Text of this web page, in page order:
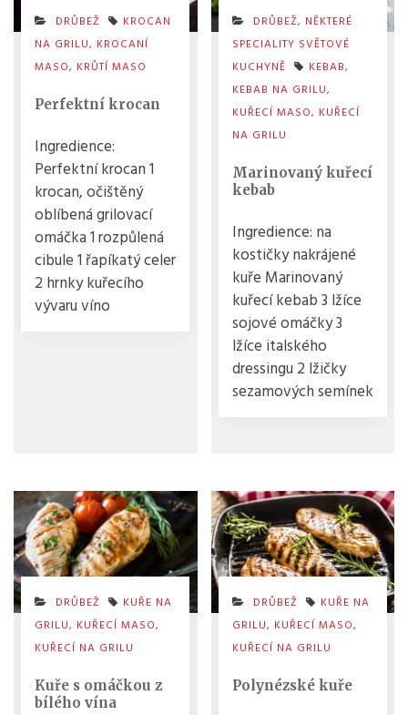
DRŮBEŽ
KROCAN
NA GRILU, KROCANÍ
MASO, KRŮTÍ MASO
Perfektní krocan
Ingredience:
Perfektní krocan 1
krocan, očištěný
oblíbená grilovací
omáčka 1 rozpůlená
cibule 1 řapíkatý celer
2 hrnky kuřecího
vývaru víno
DRŮBEŽ, NĚKTERÉ
SPECIALITY SVĚTOVÉ
KUCHYNĚ
KEBAB,
KEBAB NA GRILU,
KUŘECÍ MASO, KUŘECÍ
NA GRILU
Marinovaný kuřecí
kebab
Ingredience: na
kostičky nakrájené
kuře Marinovaný
kuřecí kebab 3 lžíce
sojové omáčky 3
lžíce italského
dressingu 2 lžičky
sezamových semínek
DRŮBEŽ
KUŘE NA
GRILU, KUŘECÍ MASO,
KUŘECÍ NA GRILU
Kuře s omáčkou z
bílého vína
DRŮBEŽ
KUŘE NA
GRILU, KUŘECÍ MASO,
KUŘECÍ NA GRILU
Polynézské kuře